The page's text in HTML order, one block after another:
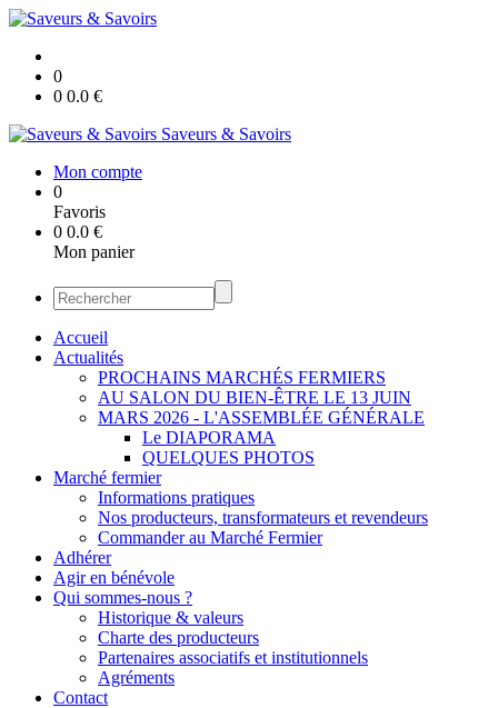
0
0 0.0 €
Saveurs & Savoirs
Mon compte
0
Favoris
0 0.0 €
Mon panier
Accueil
Actualités
PROCHAINS MARCHÉS FERMIERS
AU SALON DU BIEN-ÊTRE LE 13 JUIN
MARS 2026 - L'ASSEMBLÉE GÉNÉRALE
Le DIAPORAMA
QUELQUES PHOTOS
Marché fermier
Informations pratiques
Nos producteurs, transformateurs et revendeurs
Commander au Marché Fermier
Adhérer
Agir en bénévole
Qui sommes-nous ?
Historique & valeurs
Charte des producteurs
Partenaires associatifs et institutionnels
Agréments
Contact